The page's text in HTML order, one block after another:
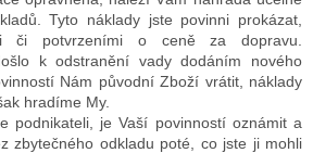
Tyto náklady jste povinni prokázat,
či potvrzeními o ceně za dopravu.
k odstranění vady dodáním nového
Nám původní Zboží vrátit, náklady
hradíme My.
podnikateli, je Vaší povinností oznámit a
zbytečného odkladu poté, co jste ji mohli